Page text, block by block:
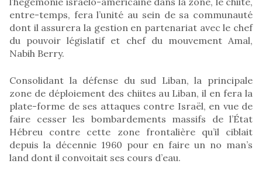
entre-temps, fera l’unité au sein de sa communauté
dont il assurera la gestion en partenariat avec le chef
du pouvoir législatif et chef du mouvement Amal,
Nabih Berry.
Consolidant la défense du sud Liban, la principale
zone de déploiement des chiites au Liban, il en fera la
plate-forme de ses attaques contre Israël, en vue de
faire cesser les bombardements massifs de l’État
Hébreu contre cette zone frontalière qu’il ciblait
depuis la décennie 1960 pour en faire un no man’s
land dont il convoitait ses cours d’eau.